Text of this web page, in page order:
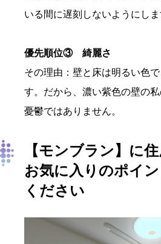
いる間に遅刻しないようにしま
優先順位③ 綺麗さ
その理由：壁と床は明るい色
す。だから、濃い紫色の壁の
憂鬱ではありません。
【モンブラン 】 に住
お気に入りのポイ
ください